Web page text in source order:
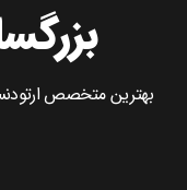
بهترین متخصص